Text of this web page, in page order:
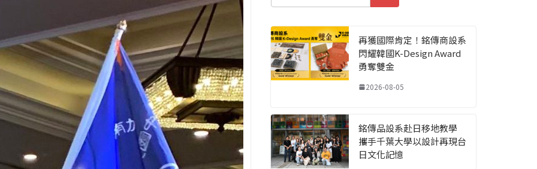
再獲國際肯定！銘傳商設系
閃耀韓國K-Design Award
勇奪雙金
2026-08-05
銘傳品設系赴日移地教學
攜手千葉大學以設計再現台
日文化記憶